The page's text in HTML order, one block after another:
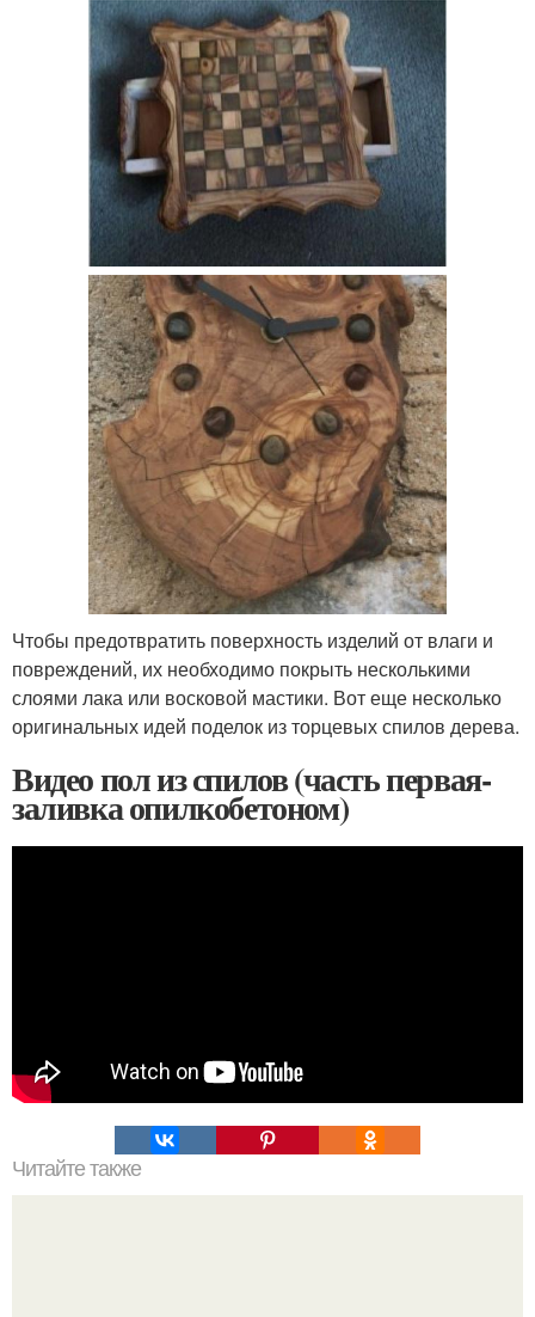
Чтобы предотвратить поверхность изделий от влаги и
повреждений, их необходимо покрыть несколькими
слоями лака или восковой мастики. Вот еще несколько
оригинальных идей поделок из торцевых спилов дерева.
Видео пол из спилов (часть первая-
заливка опилкобетоном)
Читайте также